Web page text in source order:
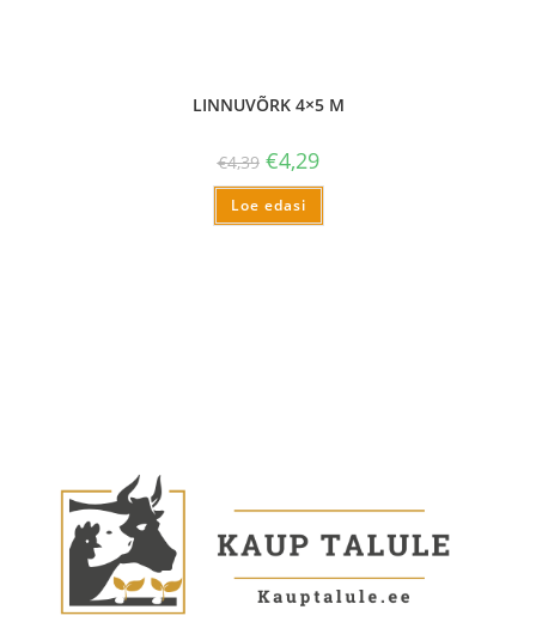
LINNUVÕRK 4×5 M
€4,39 €4,29
Loe edasi